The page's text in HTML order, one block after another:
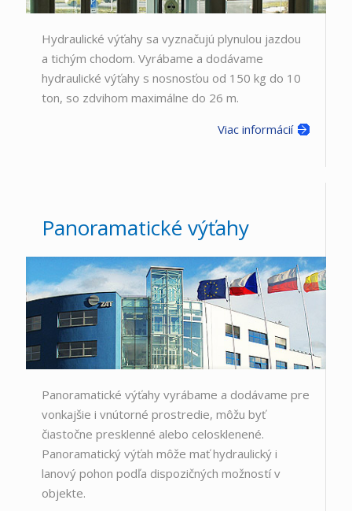
Hydraulické výťahy sa vyznačujú plynulou jazdou
a tichým chodom. Vyrábame a dodávame
hydraulické výťahy s nosnosťou od 150 kg do 10
ton, so zdvihom maximálne do 26 m.
Viac informácií
Panoramatické výťahy
Panoramatické výťahy vyrábame a dodávame pre
vonkajšie i vnútorné prostredie, môžu byť
čiastočne presklenné alebo celosklenené.
Panoramatický výťah môže mať hydraulický i
lanový pohon podľa dispozičných možností v
objekte.